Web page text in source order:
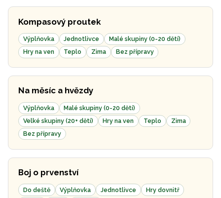
Kompasový proutek
Výplňovka Jednotlivce
Malé skupiny (0-20 dětí)
Hry na ven
Teplo Zima Bez přípravy
Na měsíc a hvězdy
Výplňovka
Malé skupiny (0-20 dětí)
Velké skupiny (20+ dětí)
Hry na ven Teplo
Zima
Bez přípravy
Boj o prvenství
Do deště Výplňovka Jednotlivce
Hry dovnitř